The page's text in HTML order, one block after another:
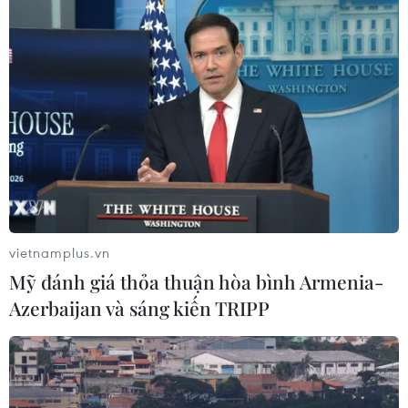
Chuyên gia Nhật Bản nói Việt Nam
nên ưu tiên sản xuất và đóng gói chip
bán dẫn
08/08/2026 13:28
Nông sản Việt Nam còn nhiều dư địa
tại thị trường Algeria
08/08/2026 12:55
Động lực mới cho hợp tác thương
mại Việt Nam-Australia
08/08/2026 12:20
vietnamplus.vn
Mỹ đánh giá thỏa thuận hòa bình Armenia-
Azerbaijan và sáng kiến TRIPP